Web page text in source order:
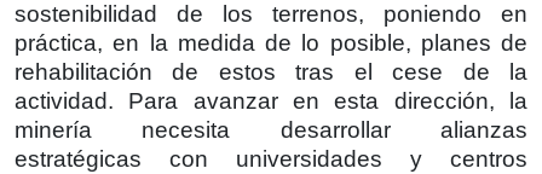
sostenibilidad de los terrenos, poniendo en
práctica, en la medida de lo posible, planes de
rehabilitación de estos tras el cese de la
actividad. Para avanzar en esta dirección, la
minería necesita desarrollar alianzas
estratégicas con universidades y centros